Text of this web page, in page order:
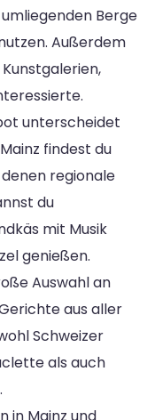
Berge
Außerdem
unterscheidet
findest du
regionale
du
mit Musik
genießen.
Auswahl an
aus aller
Schweizer
als auch
in Mainz und